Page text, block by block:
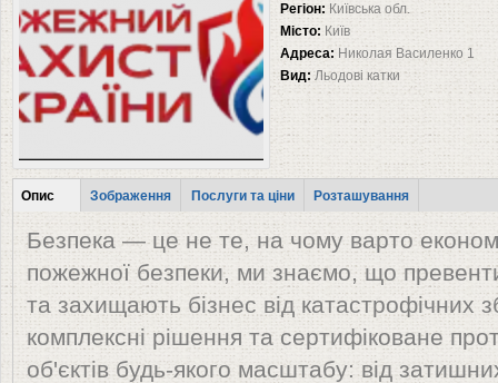
Регіон: Київська обл.
Місто: Київ
Адреса: Николая Василенко 1
Вид:Льодові катки
Tabs
Опис
(активна
вкладка)
Зображення Послуги та ціни Розташування
Безпека — це не те, на чому варто
пожежної безпеки, ми знаємо, що
та захищають бізнес від катастрофічних
комплексні рішення та сертифіковане
об'єктів будь-якого масштабу: від